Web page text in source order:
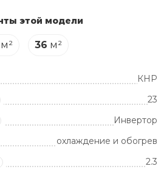
этой модели
м² 36 м²
КНР
23
Инвертор
охлаждение и обогрев
2.3